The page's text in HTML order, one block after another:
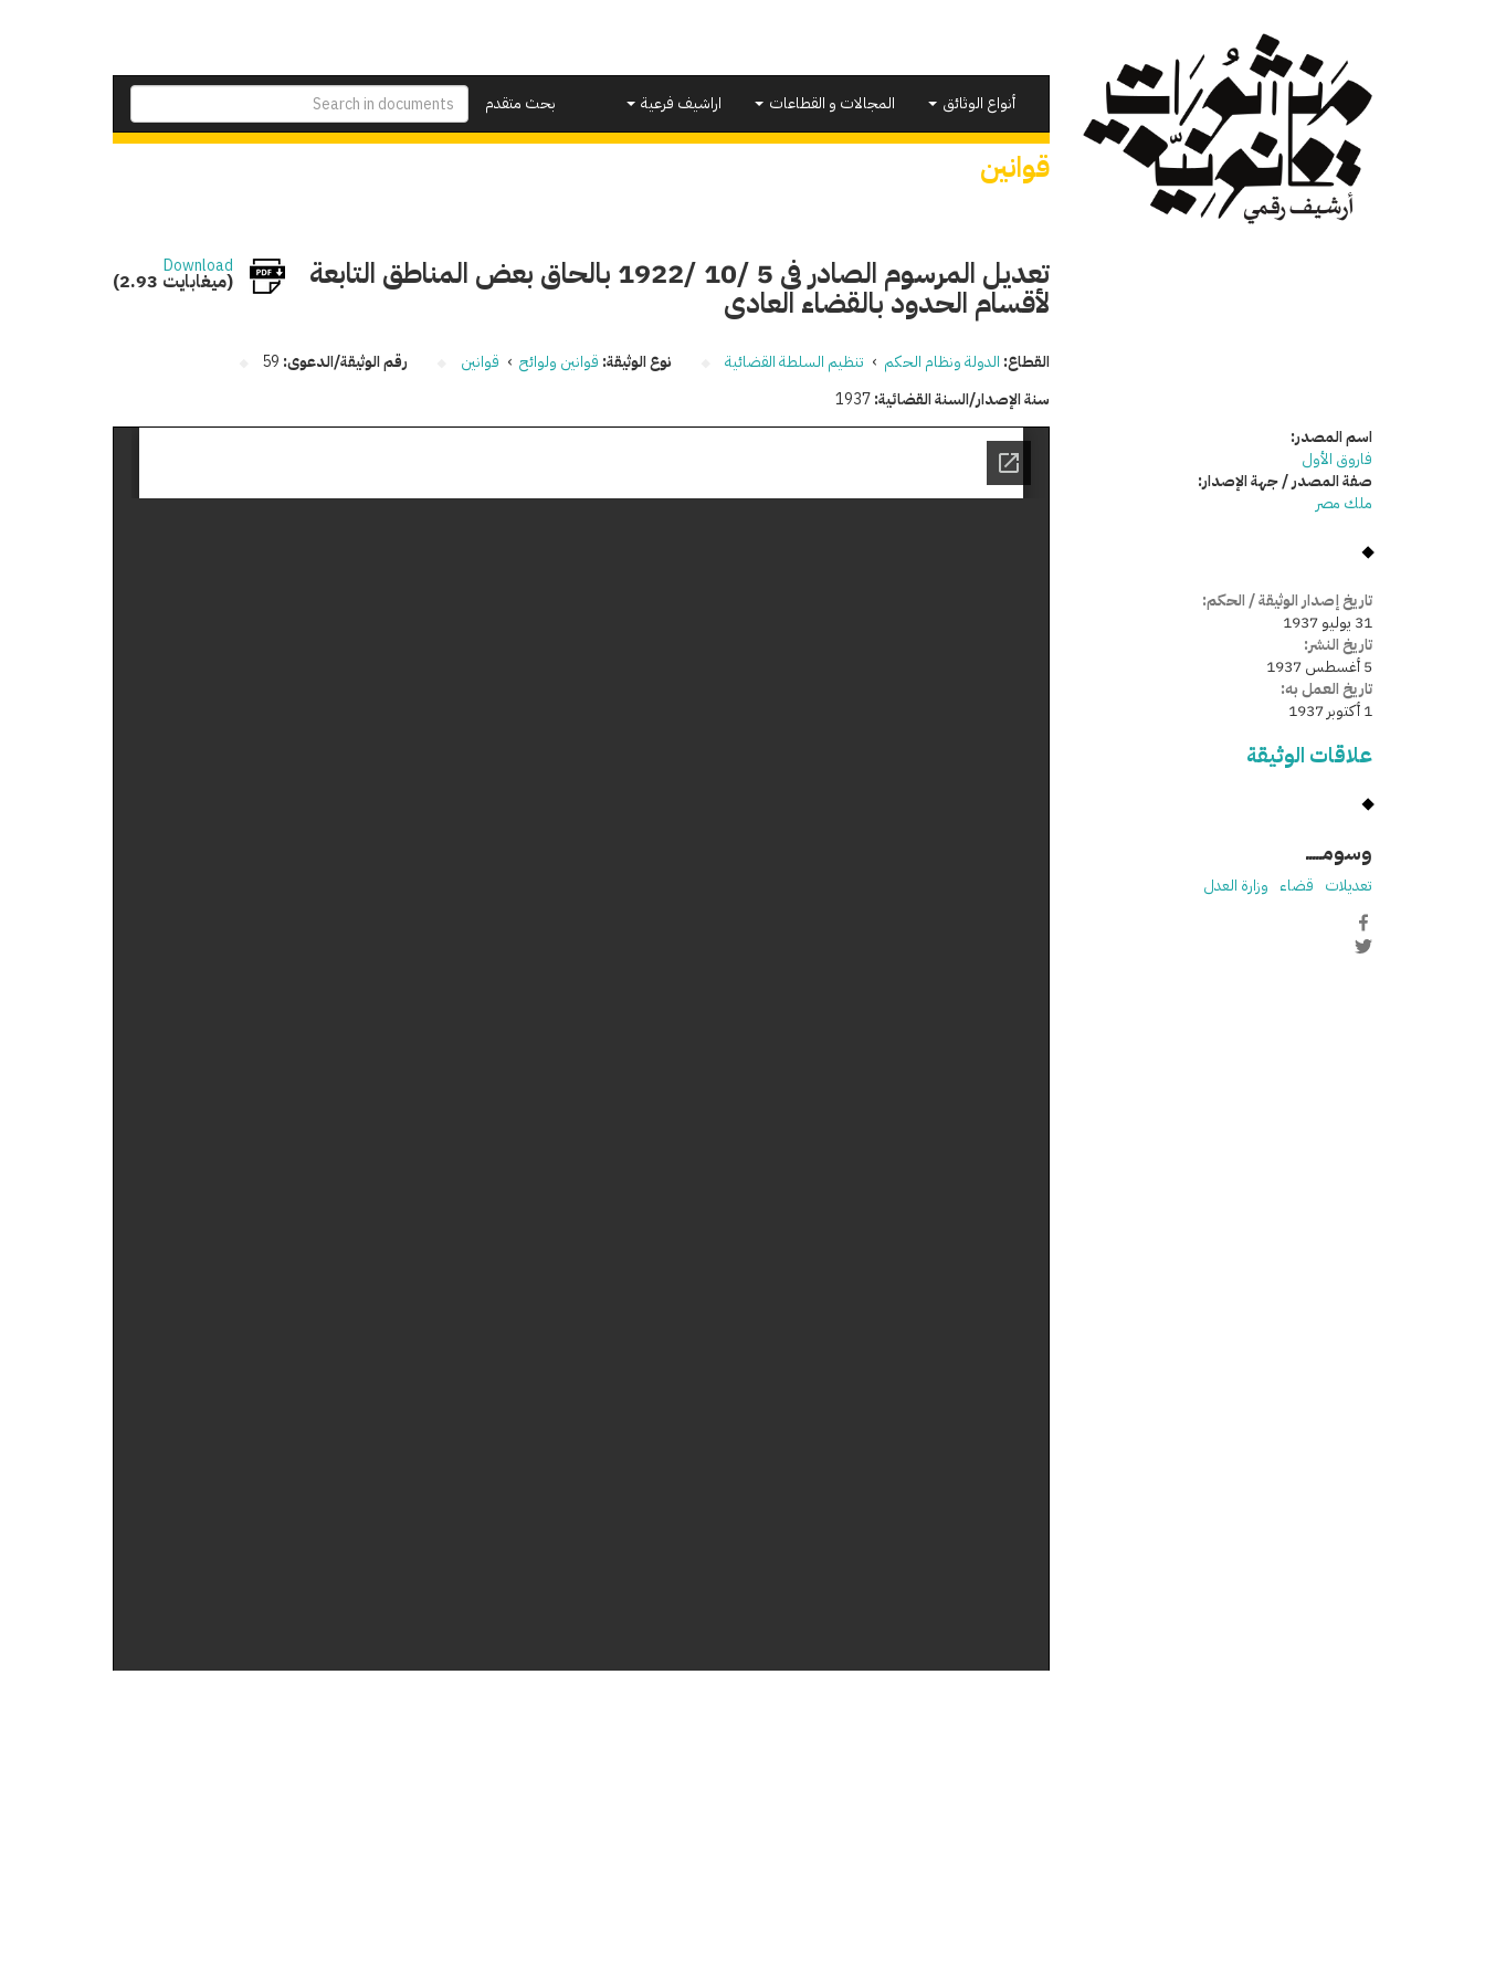
بحث متقدم
أنواع الوثائق المجالات و القطاعات اراشيف فرعية
قوانين
تعديل المرسوم الصادر فى 5 /10 /1922 بالحاق بعض المناطق التابعة
لأقسام الحدود بالقضاء العادى
Download
(2.93 ميغابايت)
القطاع: الدولة ونظام الحكم › تنظيم السلطة القضائية نوع الوثيقة: قوانين ولوائح › قوانين رقم الوثيقة/الدعوى: 59
سنة الإصدار/السنة القضائية:1937
اسم المصدر:
فاروق الأول
صفة المصدر / جهة الإصدار:
ملك مصر
تاريخ إصدار الوثيقة / الحكم:
31 يوليو 1937
تاريخ النشر:
5 أغسطس 1937
تاريخ العمل به:
1 أكتوبر 1937
علاقات الوثيقة
وسومـــــ
تعديلات قضاء وزارة العدل